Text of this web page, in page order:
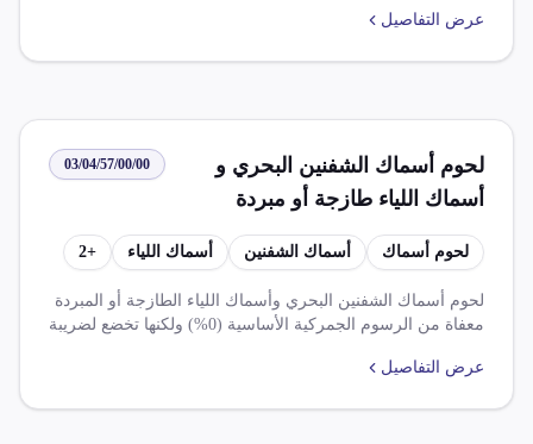
بلد المنشأ. يتطلب استيرادها موافقة مسبقة من الحجر الزراعي
عرض التفاصيل
لحوم أسماك الشفنين البحري و
أسماك اللياء طازجة أو مبردة
03/04/57/00/00
لحوم أسماك أسماك الشفنين أسماك اللياء +
2
لحوم أسماك الشفنين البحري وأسماك اللياء الطازجة أو المبردة
معفاة من الرسوم الجمركية الأساسية (0%) ولكنها تخضع لضريبة
من عدة دول ومناطق تجارية مع اشتراطات صحية صارمة
عرض التفاصيل